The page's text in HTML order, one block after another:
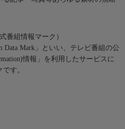
番組情報マーク）
Data Mark」といい、テレビ番組の公
情報」を利用したサービスに
す。